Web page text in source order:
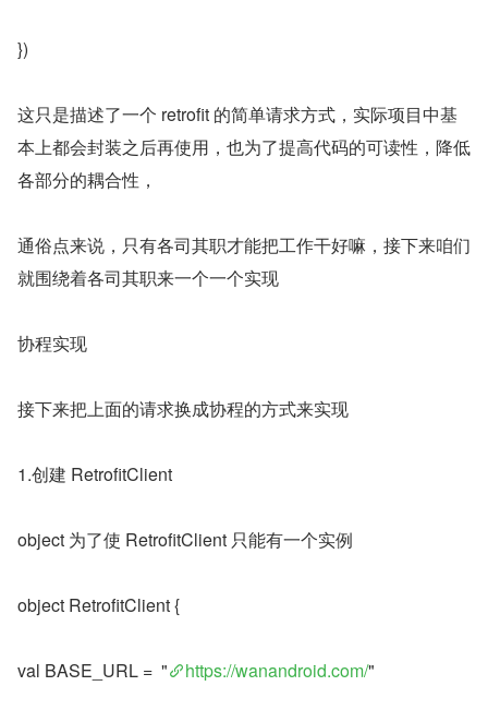
})
这只是描述了一个 retrofit 的简单请求方式，实际项目中基
本上都会封装之后再使用，也为了提高代码的可读性，降低
各部分的耦合性，
通俗点来说，只有各司其职才能把工作干好嘛，接下来咱们
就围绕着各司其职来一个一个实现
协程实现
接下来把上面的请求换成协程的方式来实现
1.创建 RetrofitClient
object 为了使 RetrofitClient 只能有一个实例
object RetrofitClient {
val BASE_URL =  " https://wanandroid.com/"